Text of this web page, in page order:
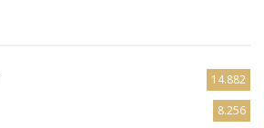
14.882
8.256